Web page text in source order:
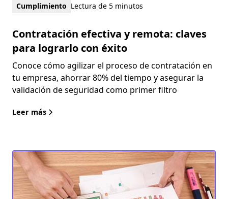
Cumplimiento Lectura de 5 minutos
Contratación efectiva y remota: claves
para lograrlo con éxito
Conoce cómo agilizar el proceso de contratación en
tu empresa, ahorrar 80% del tiempo y asegurar la
validación de seguridad como primer filtro
Leer más